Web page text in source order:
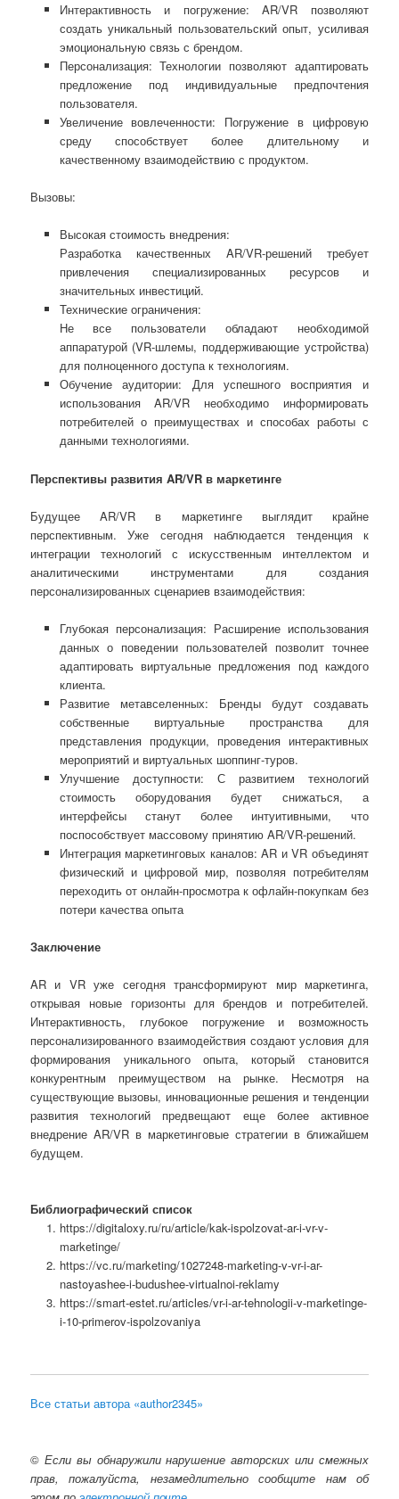
Интерактивность и погружение: AR/VR позволяют
создать уникальный пользовательский опыт, усиливая
эмоциональную связь с брендом.
Персонализация: Технологии позволяют адаптировать
предложение под индивидуальные предпочтения
пользователя.
Увеличение вовлеченности: Погружение в цифровую
среду способствует более длительному и
качественному взаимодействию с продуктом.
Вызовы:
Высокая стоимость внедрения:
Разработка качественных AR/VR-решений требует
привлечения специализированных ресурсов и
значительных инвестиций.
Технические ограничения:
Не все пользователи обладают необходимой
аппаратурой (VR-шлемы, поддерживающие устройства)
для полноценного доступа к технологиям.
Обучение аудитории: Для успешного восприятия и
использования AR/VR необходимо информировать
потребителей о преимуществах и способах работы с
данными технологиями.
Перспективы развитияAR/VR в маркетинге
Будущее AR/VR в маркетинге выглядит крайне
перспективным. Уже сегодня наблюдается тенденция к
интеграции технологий с искусственным интеллектом и
аналитическими инструментами для создания
персонализированных сценариев взаимодействия:
Глубокая персонализация: Расширение использования
данных о поведении пользователей позволит точнее
адаптировать виртуальные предложения под каждого
клиента.
Развитие метавселенных: Бренды будут создавать
собственные виртуальные пространства для
представления продукции, проведения интерактивных
мероприятий и виртуальных шоппинг-туров.
Улучшение доступности: С развитием технологий
стоимость оборудования будет снижаться, а
интерфейсы станут более интуитивными, что
поспособствует массовому принятию AR/VR-решений.
Интеграция маркетинговых каналов: AR и VR объединят
физический и цифровой мир, позволяя потребителям
переходить от онлайн-просмотра к офлайн-покупкам без
потери качества опыта
Заключение
AR и VR уже сегодня трансформируют мир маркетинга,
открывая новые горизонты для брендов и потребителей.
Интерактивность, глубокое погружение и возможность
персонализированного взаимодействия создают условия для
формирования уникального опыта, который становится
конкурентным преимуществом на рынке. Несмотря на
существующие вызовы, инновационные решения и тенденции
развития технологий предвещают еще более активное
внедрение AR/VR в маркетинговые стратегии в ближайшем
будущем.
Библиографический список
https://digitaloxy.ru/ru/article/kak-ispolzovat-ar-i-vr-v-
marketinge/
https://vc.ru/marketing/1027248-marketing-v-vr-i-ar-
nastoyashee-i-budushee-virtualnoi-reklamy
https://smart-estet.ru/articles/vr-i-ar-tehnologii-v-marketinge-
i-10-primerov-ispolzovaniya
Все статьи автора «author2345»
© Если вы обнаружили нарушение авторских или смежных
прав, пожалуйста, незамедлительно сообщите нам об